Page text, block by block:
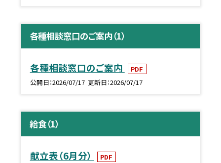
各種相談窓口のご案内（1）
各種相談窓口のご案内
PDF
公開日 2026/07/17 更新日 2026/07/17
給食（1）
献立表（6月分）
PDF